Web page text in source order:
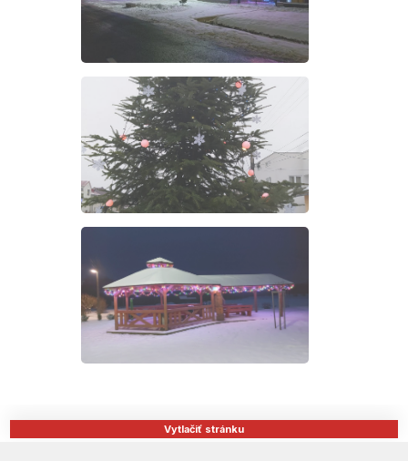
Vytlačiť stránku